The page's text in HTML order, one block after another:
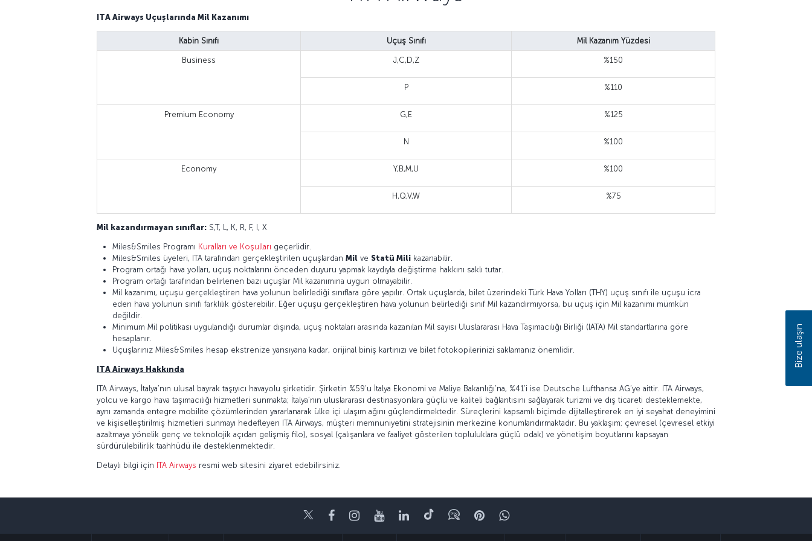
ITA Airways Uçuşlarında Mil Kazanımı
Kabin Sınıfı Uçuş Sınıfı Mil Kazanım Yüzdesi
Business J,C,D,Z %150
P %110
Premium Economy G,E %125
N %100
Economy Y,B,M,U %100
H,Q,V,W %75
Mil kazandırmayan sınıflar: S,T, L, K, R, F, I, X
Miles&Smiles Programı Kuralları ve Koşulları geçerlidir.
Miles&Smiles üyeleri, ITA tarafından gerçekleştirilen uçuşlardan Mil ve Statü Mili kazanabilir.
Program ortağı hava yolları, uçuş noktalarını önceden duyuru yapmak kaydıyla değiştirme hakkını saklı tutar.
Program ortağı tarafından belirlenen bazı uçuşlar Mil kazanımına uygun olmayabilir.
Mil kazanımı, uçuşu gerçekleştiren hava yolunun belirlediği sınıflara göre yapılır. Ortak uçuşlarda, bilet üzerindeki Türk Hava Yolları (THY) uçuş sınıfı ile uçuşu icra
eden hava yolunun sınıfı farklılık gösterebilir. Eğer uçuşu gerçekleştiren hava yolunun belirlediği sınıf Mil kazandırmıyorsa, bu uçuş için Mil kazanımı mümkün
değildir.
Minimum Mil politikası uygulandığı durumlar dışında, uçuş noktaları arasında kazanılan Mil sayısı Uluslararası Hava Taşımacılığı Birliği (IATA) Mil standartlarına göre
hesaplanır.
Uçuşlarınız Miles&Smiles hesap ekstrenize yansıyana kadar, orijinal biniş kartınızı ve bilet fotokopilerinizi saklamanız önemlidir.
ITA Airways Hakkında
ITA Airways, İtalya’nın ulusal bayrak taşıyıcı havayolu şirketidir. Şirketin %59’u İtalya Ekonomi ve Maliye Bakanlığı’na, %41’i ise Deutsche Lufthansa AG’ye aittir. ITA Airways,
yolcu ve kargo hava taşımacılığı hizmetleri sunmakta; İtalya’nın uluslararası destinasyonlara güçlü ve kaliteli bağlantısını sağlayarak turizmi ve dış ticareti desteklemekte,
aynı zamanda entegre mobilite çözümlerinden yararlanarak ülke içi ulaşım ağını güçlendirmektedir. Süreçlerini kapsamlı biçimde dijitalleştirerek en iyi seyahat deneyimini
ve kişiselleştirilmiş hizmetleri sunmayı hedefleyen ITA Airways, müşteri memnuniyetini stratejisinin merkezine konumlandırmaktadır. Bu yaklaşım; çevresel (çevresel etkiyi
azaltmaya yönelik genç ve teknolojik açıdan gelişmiş filo), sosyal (çalışanlara ve faaliyet gösterilen topluluklara güçlü odak) ve yönetişim boyutlarını kapsayan
sürdürülebilirlik taahhüdü ile desteklenmektedir.
Detaylı bilgi için ITA Airways resmi web sitesini ziyaret edebilirsiniz.
TwitterFacebookInstagram
YoutubeLinkedIn
TiktokBlogPinterestWhatsapp
Bize ulaşın